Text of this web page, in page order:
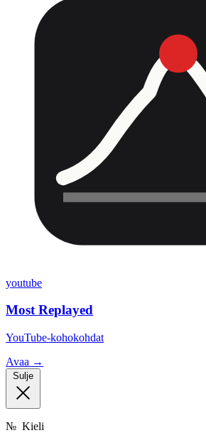
youtube
Most Replayed
YouTube-kohokohdat
Avaa →
Sulje
№ Kieli